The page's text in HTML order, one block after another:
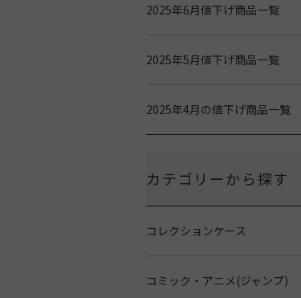
2025年6月値下げ商品一覧
2025年5月値下げ商品一覧
2025年4月の値下げ商品一覧
カテゴリーから探す
コレクションケース
コミック・アニメ(ジャンプ)